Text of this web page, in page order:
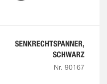
SENKRECHTSPANNER,
SCHWARZ
Nr. 90167